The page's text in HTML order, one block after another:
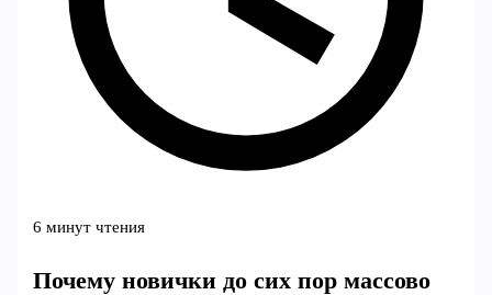
6 минут чтения
Почему новички до сих пор массово